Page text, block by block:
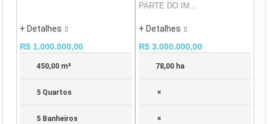
+ Detalhes
R$ 1.000.000,00
450,00 m²
5 Quartos
5 Banheiros
PARTE DO IM...
+ Detalhes
R$ 3.000.000,00
78,00 ha
×
×